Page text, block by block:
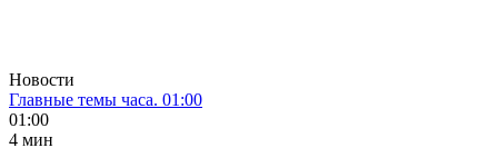
Новости
Главные темы часа. 01:00
01:00
4 мин